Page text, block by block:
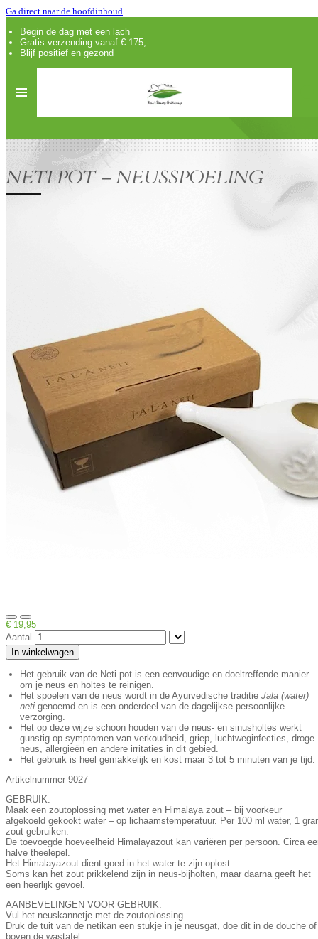
Ga direct naar de hoofdinhoud
Begin de dag met een lach
Gratis verzending vanaf € 175,-
Blijf positief en gezond
NETI POT – NEUSSPOELING
€ 19,95
Aantal
In winkelwagen
Het gebruik van de Neti pot is een eenvoudige en doeltreffende manier
om je neus en holtes te reinigen.
Het spoelen van de neus wordt in de Ayurvedische traditie Jala (water)
netigenoemd en is een onderdeel van de dagelijkse persoonlijke
verzorging.
Het op deze wijze schoon houden van de neus- en sinusholtes werkt
gunstig op symptomen van verkoudheid, griep, luchtweginfecties, droge
neus, allergieën en andere irritaties in dit gebied.
Het gebruik is heel gemakkelijk en kost maar 3 tot 5 minuten van je tijd.
Artikelnummer 9027
GEBRUIK:
Maak een zoutoplossing met water en Himalaya zout – bij voorkeur
afgekoeld gekookt water – op lichaamstemperatuur. Per 100 ml water, 1
zout gebruiken.
De toevoegde hoeveelheid Himalayazout kan variëren per persoon. Circa
halve theelepel.
Het Himalayazout dient goed in het water te zijn oplost.
Soms kan het zout prikkelend zijn in neus-bijholten, maar daarna geeft het
een heerlijk gevoel.
AANBEVELINGEN VOOR GEBRUIK:
Vul het neuskannetje met de zoutoplossing.
Druk de tuit van de netikan een stukje in je neusgat, doe dit in de douche of
boven de wastafel.